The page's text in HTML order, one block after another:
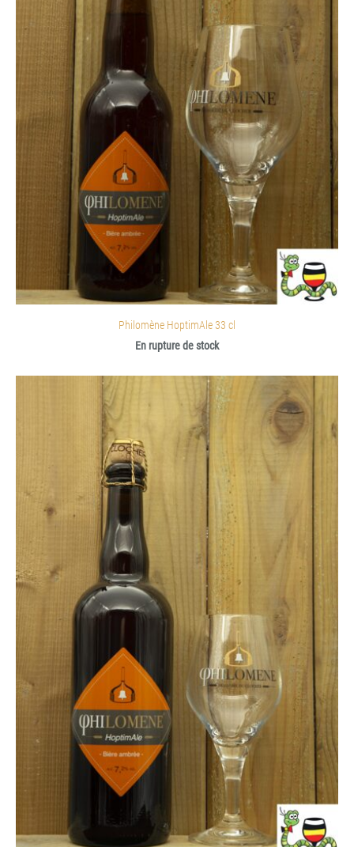
Philomène HoptimAle 33 cl
En rupture de stock